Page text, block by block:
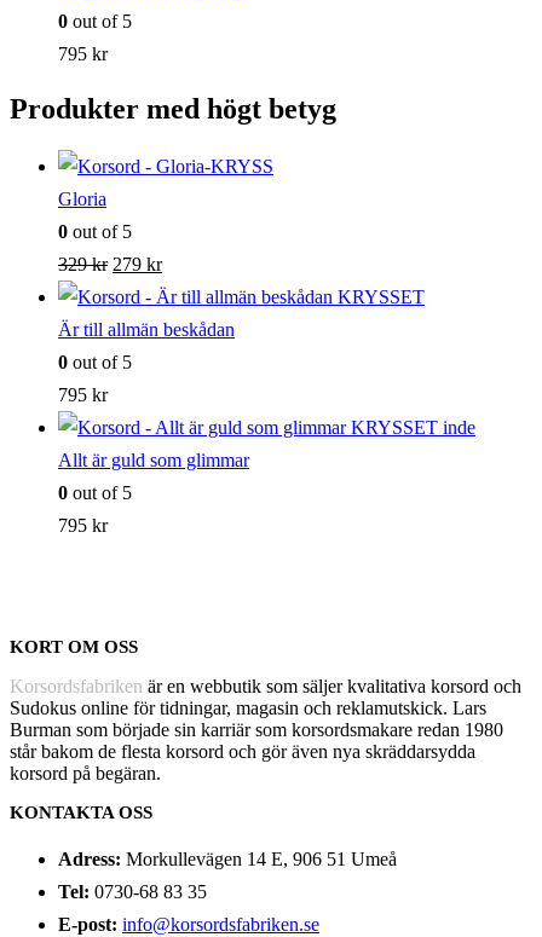
0 out of 5
795 kr
Produkter med högt betyg
Gloria
0 out of 5
329kr Det
ursprungliga
priset
var:
279 krDet
nuvarande
priset
Är till allmän beskådan
0 out of 5
795 kr
Allt är guld som glimmar
0 out of 5
795 kr
KORT OM OSS
Korsordsfabriken är en webbutik som säljer kvalitativa korsord och
Sudokus online för tidningar, magasin och reklamutskick. Lars
Burman som började sin karriär som korsordsmakare redan 1980
står bakom de flesta korsord och gör även nya skräddarsydda
korsord på begäran.
KONTAKTA OSS
Adress: Morkullevägen 14 E, 906 51 Umeå
Tel: 0730-68 83 35
E-post: info@korsordsfabriken.se